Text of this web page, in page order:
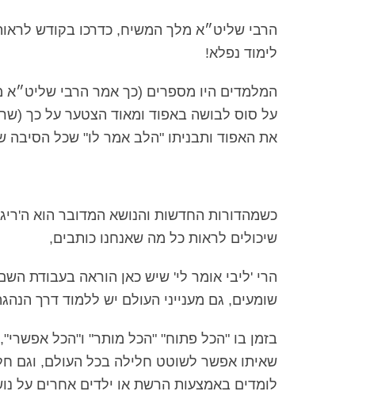
הרבי שליט״א מלך המשיח, כדרכו בקודש
לימוד נפלא!
המלמדים היו מספרים (כך אמר הרבי
על סוס לבושה באפוד ומאוד הצטער על כך
את האפוד ותבניתו "הלב אמר לו" שכל הסיבה
כשמהדורות החדשות והנושא המדובר הוא
שיכולים לראות כל מה שאנחנו כותבים,
הרי 'ליבי אומר לי' שיש כאן הוראה בעבודת
שומעים, גם מענייני העולם יש ללמוד דרך
בזמן בו "הכל פתוח" "הכל מותר" ו"הכל
שאיתו אפשר לשוטט חלילה בכל העולם, וגם
לומדים באמצעות הרשת או ילדים אחרים על